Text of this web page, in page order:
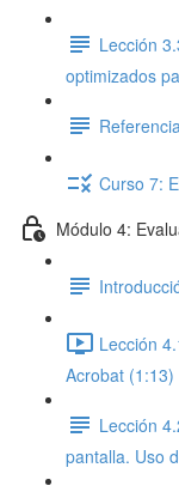
Lección
optimizados
Curso 7:
Módulo 4:
Lección
Acrobat (1:13)
Lección
pantalla. Uso